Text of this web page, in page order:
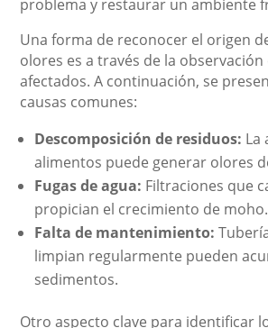
problema y restaurar un ambiente
Una forma de reconocer el origen
olores es a través de la
afectados. A continuación, se
causas comunes:
Descomposición de residuos: La
alimentos puede generar olores
Fugas de agua: Filtraciones que
propician el crecimiento de moho.
Falta de mantenimiento:
limpian regularmente pueden
sedimentos.
Otro aspecto clave para identificar